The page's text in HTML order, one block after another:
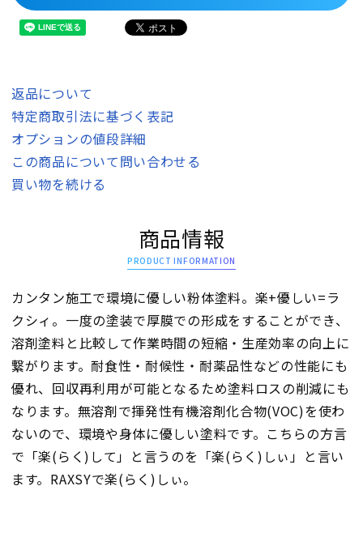
返品について
特定商取引法に基づく表記
オプションの値段詳細
この商品について問い合わせる
買い物を続ける
商品情報
PRODUCT INFORMATION
カンタン施工で環境に優しい粉体塗料。楽+優しい=ラ
クシィ。一度の塗装で厚膜での形成をすることができ、
溶剤塗料と比較して作業時間の短縮・生産効率の向上に
繋がります。耐食性・耐候性・耐薬品性などの性能にも
優れ、回収再利用が可能となるため塗料ロスの削減にも
なります。無溶剤で揮発性有機溶剤化合物(VOC)を使わ
ないので、環境や身体に優しい塗料です。こちらの方言
で「楽(らく)して」と言うのを「楽(らく)しぃ」と言い
ます。RAXSYで楽(らく)しぃ。